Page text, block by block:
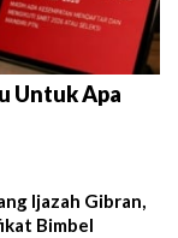
Untuk Apa
Ijazah Gibran,
Bimbel